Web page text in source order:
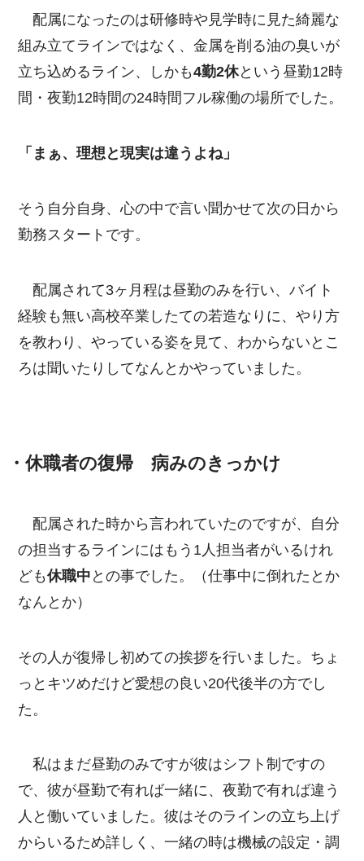
配属になったのは研修時や見学時に見た綺麗な
組み立てラインではなく、金属を削る油の臭いが
立ち込めるライン、しかも4勤2休という昼勤12時
間・夜勤12時間の24時間フル稼働の場所でした。
「まぁ、理想と現実は違うよね」
そう自分自身、心の中で言い聞かせて次の日から
勤務スタートです。
配属されて3ヶ月程は昼勤のみを行い、バイト
経験も無い高校卒業したての若造なりに、やり方
を教わり、やっている姿を見て、わからないとこ
ろは聞いたりしてなんとかやっていました。
・休職者の復帰 病みのきっかけ
配属された時から言われていたのですが、自分
の担当するラインにはもう1人担当者がいるけれ
ども休職中 との事でした。（仕事中に倒れたとか
なんとか）
その人が復帰し初めての挨拶を行いました。ちょ
っとキツめだけど愛想の良い20代後半の方でし
た。
私はまだ昼勤のみですが彼はシフト制ですの
で、彼が昼勤で有れば一緒に、夜勤で有れば違う
人と働いていました。彼はそのラインの立ち上げ
からいるため詳しく、一緒の時は機械の設定・調